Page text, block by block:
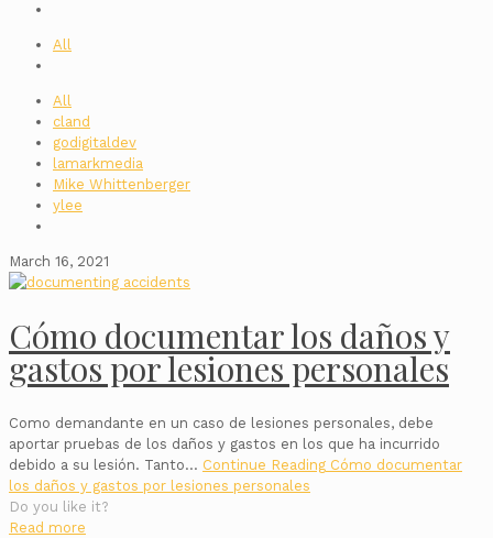
All
All
cland
godigitaldev
lamarkmedia
Mike Whittenberger
ylee
March 16, 2021
Cómo documentar los daños y
gastos por lesiones personales
Como demandante en un caso de lesiones personales, debe
aportar pruebas de los daños y gastos en los que ha incurrido
debido a su lesión. Tanto… Continue Reading Cómo documentar
los daños y gastos por lesiones personales
Do you like it?
Read more